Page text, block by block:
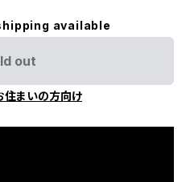
available
out
住まいの方向け